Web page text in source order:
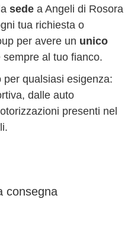
sede a Angeli di Rosora
tua richiesta o
per avere un unico
al tuo fianco.
per qualsiasi esigenza:
dalle auto
presenti nel
consegna